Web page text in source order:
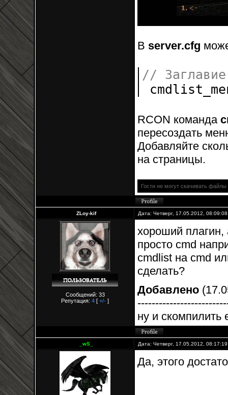
В server.cfg
//
RCON команда
пересоздать
Добавляйте
на страницы.
Гости не могут скачивать файлы
ZLoy-kif Дата: Четверг, 17.05.2012,
Сообщений: 33
Репутация: 4 [ +/- ]
хороший плагин,
просто cmd
cmdlist на cmd
сделать?
Добавлено
ну и скомпилить
_wS_ Дата: Четверг, 17.05.2012,
Да, этого